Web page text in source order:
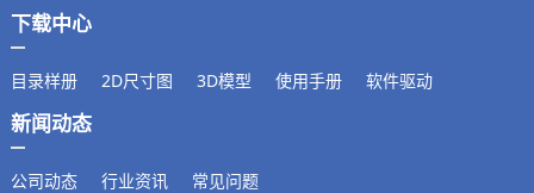
下载中心
目录样册 2D尺寸图 3D模型 使用手册 软件驱动
新闻动态
公司动态 行业资讯 常见问题